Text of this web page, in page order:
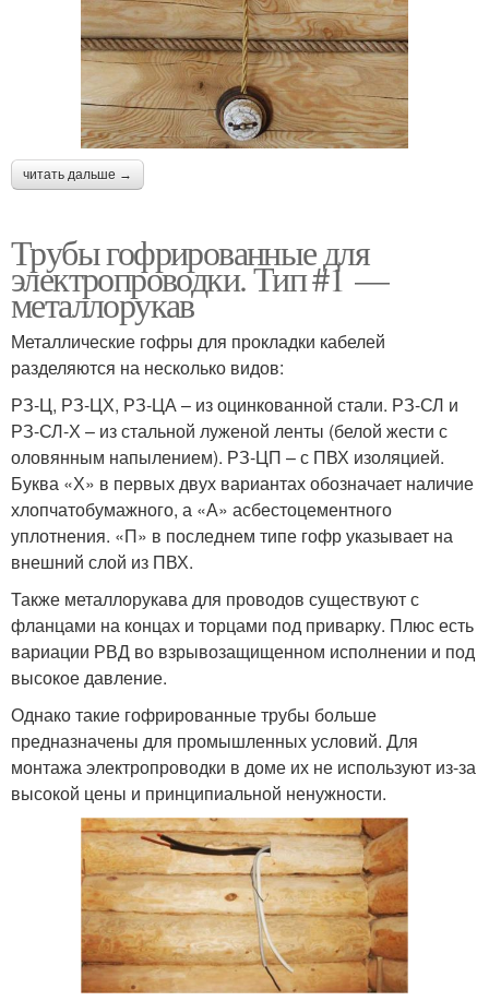
читать дальше →
Трубы гофрированные для
электропроводки. Тип #1 —
металлорукав
Металлические гофры для прокладки кабелей
разделяются на несколько видов:
РЗ-Ц, РЗ-ЦХ, РЗ-ЦА – из оцинкованной стали. РЗ-СЛ и
РЗ-СЛ-Х – из стальной луженой ленты (белой жести с
оловянным напылением). РЗ-ЦП – с ПВХ изоляцией.
Буква «Х» в первых двух вариантах обозначает наличие
хлопчатобумажного, а «А» асбестоцементного
уплотнения. «П» в последнем типе гофр указывает на
внешний слой из ПВХ.
Также металлорукава для проводов существуют с
фланцами на концах и торцами под приварку. Плюс есть
вариации РВД во взрывозащищенном исполнении и под
высокое давление.
Однако такие гофрированные трубы больше
предназначены для промышленных условий. Для
монтажа электропроводки в доме их не используют из-за
высокой цены и принципиальной ненужности.